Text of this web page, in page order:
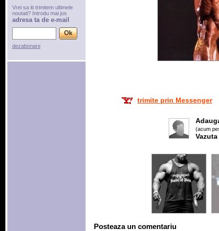
trimite prin Messenger
(acum
Vazuta
Posteaza un comentariu
Vrei sa iti trimitem ultimele
noutati? Introdu mai jos
adresa ta de e-mail
dezabonare